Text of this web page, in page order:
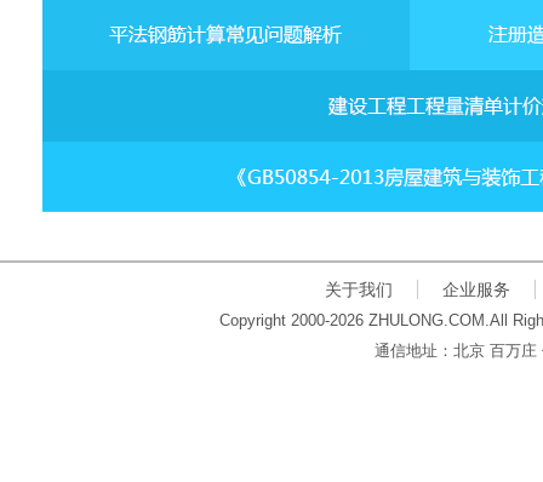
关于我们 企业服务
Copyright 2000-2026 ZHULONG.COM.All
通信地址：北京 百万